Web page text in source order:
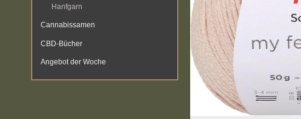
Hanfgarn
Cannabissamen
CBD-Bücher
Angebot der Woche